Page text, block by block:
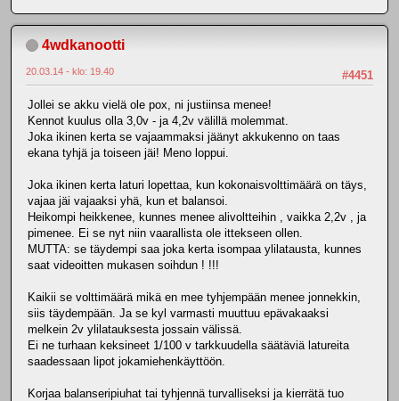
4wdkanootti
#4451
20.03.14 - klo: 19.40
Jollei se akku vielä ole pox, ni justiinsa menee!
Kennot kuulus olla 3,0v - ja 4,2v välillä molemmat.
Joka ikinen kerta se vajaammaksi jäänyt akkukenno on taas
ekana tyhjä ja toiseen jäi! Meno loppui.
Joka ikinen kerta laturi lopettaa, kun kokonaisvolttimäärä on täys,
vajaa jäi vajaaksi yhä, kun et balansoi.
Heikompi heikkenee, kunnes menee alivoltteihin , vaikka 2,2v , ja
pimenee. Ei se nyt niin vaarallista ole ittekseen ollen.
MUTTA: se täydempi saa joka kerta isompaa ylilatausta, kunnes
saat videoitten mukasen soihdun ! !!!
Kaikii se volttimäärä mikä en mee tyhjempään menee jonnekkin,
siis täydempään. Ja se kyl varmasti muuttuu epävakaaksi
melkein 2v ylilatauksesta jossain välissä.
Ei ne turhaan keksineet 1/100 v tarkkuudella säätäviä latureita
saadessaan lipot jokamiehenkäyttöön.
Korjaa balanseripiuhat tai tyhjennä turvalliseksi ja kierrätä tuo